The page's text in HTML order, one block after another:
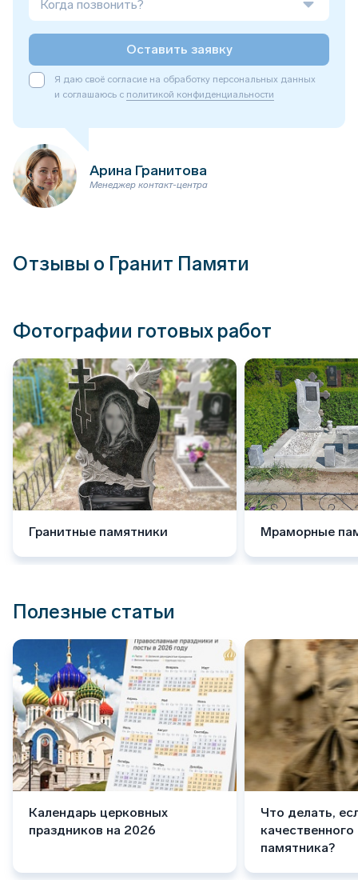
Когда позвонить?
Оставить заявку
Я даю своё согласие на обработку персональных данных
и соглашаюсь с политикой конфиденциальности
Арина Гранитова
Менеджер контакт-центра
Отзывы о Гранит Памяти
Фотографии готовых работ
Гранитные памятники Мраморные
Полезные статьи
Календарь церковных
праздников на 2026
Что делать,
памятника?